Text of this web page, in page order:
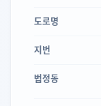
도로명
지번
법정동